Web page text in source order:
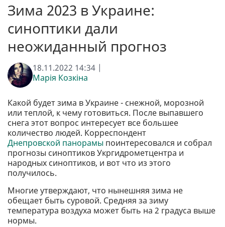
Зима 2023 в Украине:
синоптики дали
неожиданный прогноз
18.11.2022 14:34 |
Марія Козкіна
Какой будет зима в Украине - снежной, морозной
или теплой, к чему готовиться. После выпавшего
снега этот вопрос интересует все большее
количество людей. Корреспондент
Днепровской панорамы поинтересовался и собрал
прогнозы синоптиков Укргидрометцентра и
народных синоптиков, и вот что из этого
получилось.
Многие утверждают, что нынешняя зима не
обещает быть суровой. Средняя за зиму
температура воздуха может быть на 2 градуса выше
нормы.